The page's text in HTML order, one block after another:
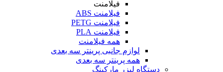
فیلامنت
فیلامنت ABS
فیلامنت PETG
فیلامنت PLA
همه فیلامنت
لوازم جانبی پرینتر سه بعدی
همه پرینتر سه بعدی
دستگاه لیزر مارکینگ